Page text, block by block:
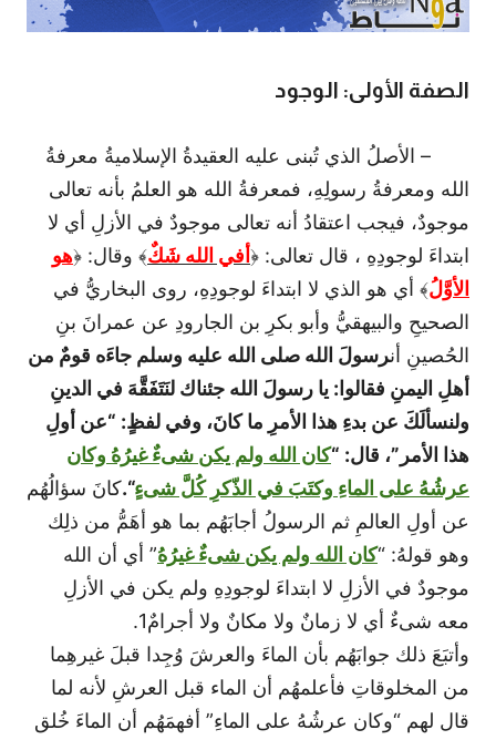
الصفة الأولى: الوجود
– الأصلُ الذي تُبنى عليه العقيدةُ الإسلاميةُ معرفةُ
الله ومعرفةُ رسولِهِ، فمعرفةُ الله هو العلمُ بأنه تعالى
موجودٌ، فيجب اعتقادُ أنه تعالى موجودٌ في الأزلِ أي لا
ابتداءَ لوجودِهِ ، قال تعالى: ﴿أفي الله شَكٌ﴾ وقال: ﴿هو
الأوَّلُ﴾ أي هو الذي لا ابتداءَ لوجودِهِ، روى البخاريُّ في
الصحيحِ والبيهقيُّ وأبو بكرِ بن الجارودِ عن عمرانَ بنِ
الحُصينِ أنرسولَ الله صلى الله عليه وسلم جاءَه قومٌ من
أهلِ اليمنِ فقالوا: يا رسولَ الله جئناك لنَتَفَقَّهَ في الدينِ
ولنسألَكَ عن بدءِ هذا الأمرِ ما كانَ، وفي لفظٍ: “عن أولِ
هذا الأمر”، قال: “كان الله ولم يكن شىءٌ غيرُهُ وكان
عرشُهُ على الماءِ وكتَبَ في الذّكرِ كُلَّ شىءٍ“.كانَ سؤالُهُم
عن أولِ العالمِ ثم الرسولُ أجابَهُم بما هو أهَمُّ من ذلِك
وهو قولهُ: “كان الله ولم يكن شىءٌ غيرُهُ” أي أن الله
موجودٌ في الأزلِ لا ابتداءَ لوجودِهِ ولم يكن في الأزلِ
معه شىءٌ أي لا زمانٌ ولا مكانٌ ولا أجرامٌ1
.
وأتبَعَ ذلك جوابَهُم بأن الماءَ والعرشَ وُجِدا قبلَ غيرهِما
من المخلوقاتِ فأعلمهُم أن الماء قبل العرشِ لأنه لما
قال لهم “وكان عرشُهُ على الماءِ” أفهمَهُم أن الماءَ خُلق